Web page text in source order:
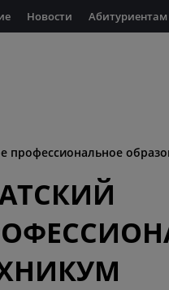
Новости Абитуриентам
профессиональное